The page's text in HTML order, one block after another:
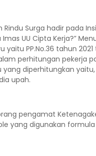
Surga hadir pada
Imas UU Cipta Kerja?”
PP.No.36 tahun
perhitungan pekerja
diperhitungkan
upah.
pengamat
yang digunakan